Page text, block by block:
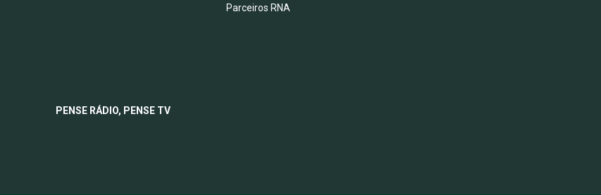
Parceiros RNA
PENSE RÁDIO, PENSE TV